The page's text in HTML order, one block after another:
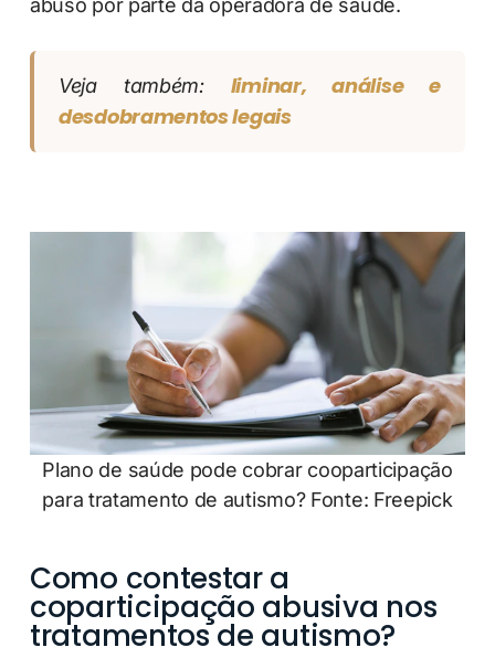
abuso por parte da operadora de saúde.
Veja também: liminar, análise e
desdobramentos legais
Plano de saúde pode cobrar cooparticipação
para tratamento de autismo? Fonte: Freepick
Como contestar a
coparticipação abusiva nos
tratamentos de autismo?